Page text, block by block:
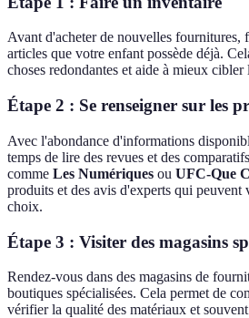
Avant d'acheter de nouvelles fournitures,
articles que votre enfant possède déjà.
choses redondantes et aide à mieux cibler
Étape 2 : Se renseigner sur les
Avec l'abondance d'informations
temps de lire des revues et des
comme Les Numériques ou UFC-Que
produits et des avis d'experts qui peuvent
choix.
Étape 3 : Visiter des magasins
Rendez-vous dans des magasins de
boutiques spécialisées. Cela permet de
vérifier la qualité des matériaux et